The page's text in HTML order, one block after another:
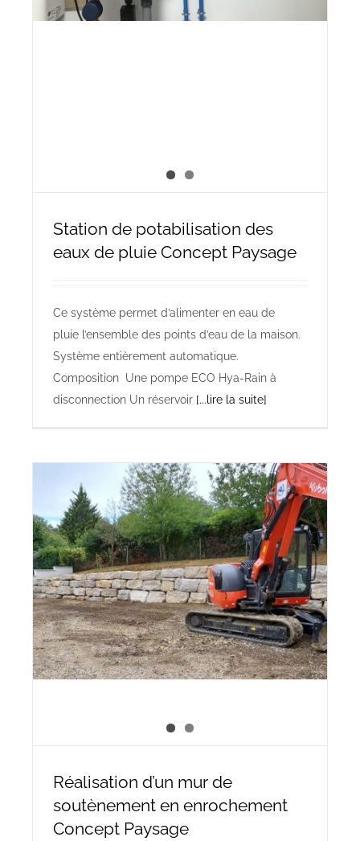
Station de potabilisation des
eaux de pluie Concept Paysage
Ce système permet d’alimenter en eau de
pluie l’ensemble des points d’eau de la maison.
Système entièrement automatique.
Composition Une pompe ECO Hya-Rain à
disconnection Un réservoir [...lire la suite]
Réalisation d’un mur de
soutènement en enrochement
Concept Paysage